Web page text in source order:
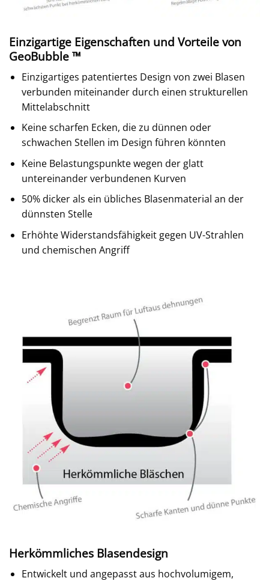
Einzigartige Eigenschaften und Vorteile von
GeoBubble ™
Einzigartiges patentiertes Design von zwei Blasen
verbunden miteinander durch einen strukturellen
Mittelabschnitt
Keine scharfen Ecken, die zu dünnen oder
schwachen Stellen im Design führen könnten
Keine Belastungspunkte wegen der glatt
untereinander verbundenen Kurven
50% dicker als ein übliches Blasenmaterial an der
dünnsten Stelle
Erhöhte Widerstandsfähigkeit gegen UV-Strahlen
und chemischen Angriff
Herkömmliches Blasendesign
Entwickelt und angepasst aus hochvolumigem,